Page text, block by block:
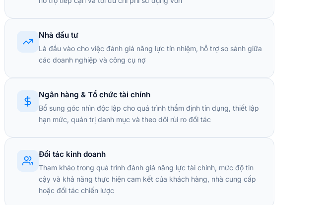
Nhà đầu tư
Là đầu vào cho việc đánh giá năng lực tín nhiệm, hỗ trợ so sánh giữa
các doanh nghiệp và công cụ nợ
Ngân hàng & Tổ chức tài chính
Bổ sung góc nhìn độc lập cho quá trình thẩm định tín dụng, thiết lập
hạn mức, quản trị danh mục và theo dõi rủi ro đối tác
Đối tác kinh doanh
Tham khảo trong quá trình đánh giá năng lực tài chính, mức độ tin
cậy và khả năng thực hiện cam kết của khách hàng, nhà cung cấp
hoặc đối tác chiến lược